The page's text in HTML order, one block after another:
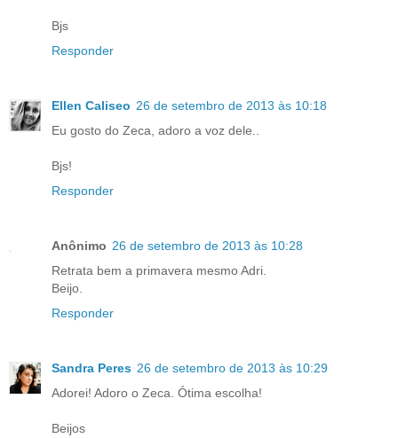
Bjs
Responder
Ellen Caliseo 26 de setembro de 2013 às 10:18
Eu gosto do Zeca, adoro a voz dele..
Bjs!
Responder
Anônimo 26 de setembro de 2013 às 10:28
Retrata bem a primavera mesmo Adri.
Beijo.
Responder
Sandra Peres 26 de setembro de 2013 às 10:29
Adorei! Adoro o Zeca. Ótima escolha!
Beijos